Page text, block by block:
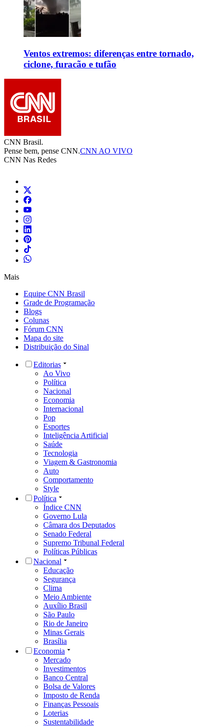
Ventos extremos: diferenças entre tornado,
ciclone, furacão e tufão
CNN Brasil.
Pense bem, pense CNN.CNN AO VIVO
CNN Nas Redes
Mais
Equipe CNN Brasil
Grade de Programação
Blogs
Colunas
Fórum CNN
Mapa do site
Distribuição do Sinal
Editorias
Ao Vivo
Política
Nacional
Economia
Internacional
Pop
Esportes
Inteligência Artificial
Saúde
Tecnologia
Viagem & Gastronomia
Auto
Comportamento
Style
Política
Índice CNN
Governo Lula
Câmara dos Deputados
Senado Federal
Supremo Tribunal Federal
Políticas Públicas
Nacional
Educação
Segurança
Clima
Meio Ambiente
Auxílio Brasil
São Paulo
Rio de Janeiro
Minas Gerais
Brasília
Economia
Mercado
Investimentos
Banco Central
Bolsa de Valores
Imposto de Renda
Finanças Pessoais
Loterias
Sustentabilidade